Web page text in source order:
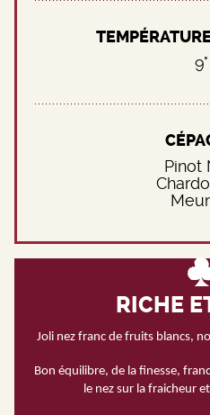
RICHE
Joli nez franc de fruits blancs,
Bon équilibre, de la finesse,
le nez sur la fraicheur
9°
Pinot